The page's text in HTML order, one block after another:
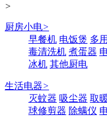
>
厨房小电>
早餐机 电饭煲 多
毒清洗机 煮蛋器
冰机 其他厨电
生活电器>
灭蚊器 吸尘器 取
球修剪器 除螨仪